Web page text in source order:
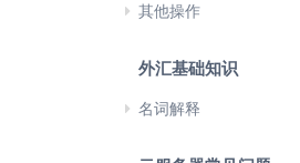
其他操作
外汇基础知识
名词解释